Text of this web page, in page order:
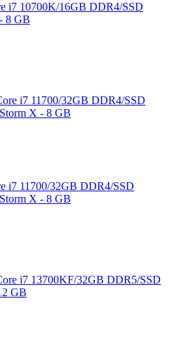
i7 10700K/16GB DDR4/SSD
8 GB
i7 11700/32GB DDR4/SSD
X - 8 GB